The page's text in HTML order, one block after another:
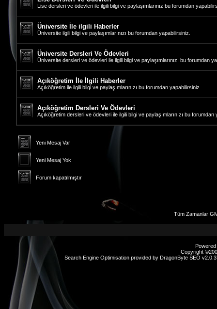
Lise dersleri ve ödevleri ile ilgili bilgi ve paylaşımlarınız bu forumdan
Üniversite İle ilgili Haberler
Üniversite ilgili bilgi ve paylaşımlarınızı bu forumdan yapabilirsiniz.
Üniversite Dersleri Ve Ödevleri
Üniversite dersleri ve ödevleri ile ilgili bilgi ve paylaşımlarınızı bu forumdan
Açıköğretim İle İlgili Haberler
Açıköğretim ile ilgili bilgi ve paylaşımlarınızı bu forumdan yapabilirsiniz.
Açıköğretim Dersleri Ve Ödevleri
Açıköğretim dersleri ve ödevleri ile ilgili bilgi ve paylaşımlarınızı bu forumdan
Yeni Mesaj Var
Yeni Mesaj Yok
Forum kapatılmıştır
Tüm Zamanlar
Copyright
Search Engine Optimisation provided by DragonByte SEO
hikayeleri